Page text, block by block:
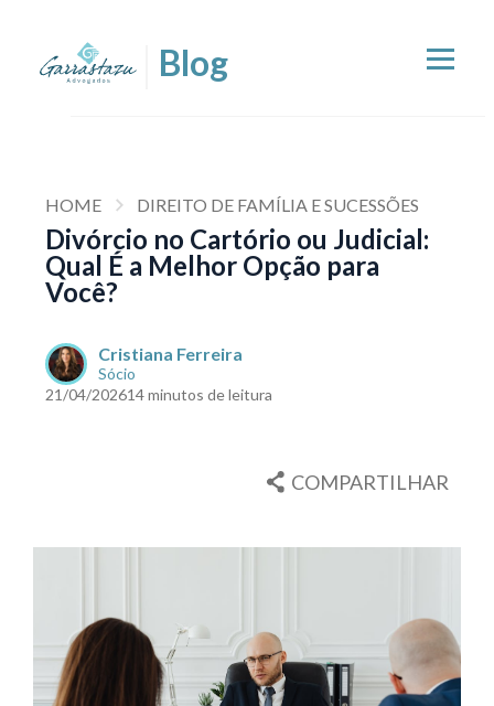
HOME DIREITO DE FAMÍLIA E SUCESSÕES
Divórcio no Cartório ou Judicial:
Qual É a Melhor Opção para
Você?
Cristiana Ferreira
Sócio
21/04/202614 minutos de leitura
COMPARTILHAR